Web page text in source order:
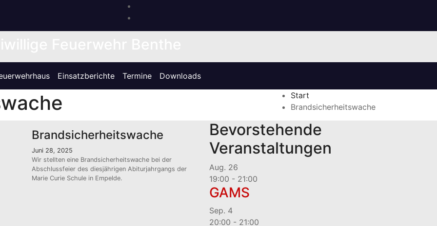
Einsatzberichte Termine Downloads
Start
Brandsicherheitswache
Brandsicherheitswache
Juni 28, 2025
Wir stellten eine Brandsicherheitswache bei der
Abschlussfeier des diesjährigen Abiturjahrgangs der
Marie Curie Schule in Empelde.
Bevorstehende
Veranstaltungen
Aug. 26
19:00 - 21:00
GAMS
Sep. 4
20:00 - 21:00